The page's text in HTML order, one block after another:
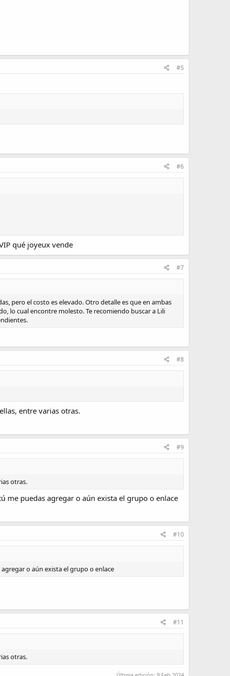
#5
#6
qué joyeux vende
#7
pero el costo es elevado. Otro detalle es que en ambas
lo cual encontre molesto. Te recomiendo buscar a Lili
#8
entre varias otras.
#9
otras.
me puedas agregar o aún exista el grupo o enlace
#10
o aún exista el grupo o enlace
#11
otras.